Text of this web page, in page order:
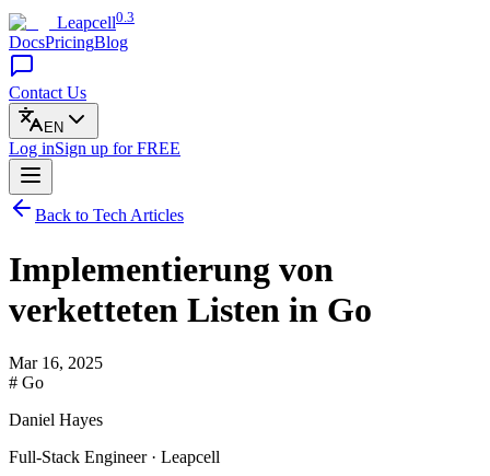
Leapcell0.3
DocsPricingBlog
Contact Us
EN
Log inSign up for FREE
Back to Tech Articles
Implementierung von
verketteten Listen in Go
Mar 16, 2025
# Go
Daniel Hayes
Full-Stack Engineer · Leapcell